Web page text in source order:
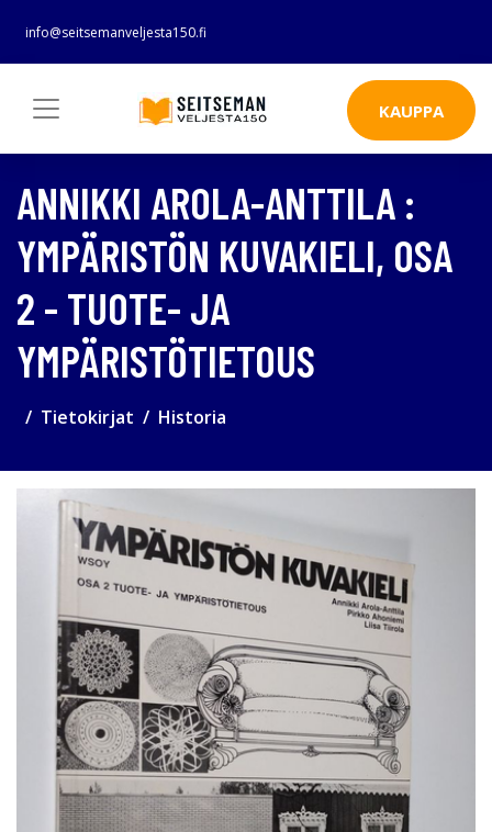
info@seitsemanveljesta150.fi
KAUPPA
ANNIKKI AROLA-ANTTILA :
YMPÄRISTÖN KUVAKIELI, OSA
2 - TUOTE- JA
YMPÄRISTÖTIETOUS
Tietokirjat Historia